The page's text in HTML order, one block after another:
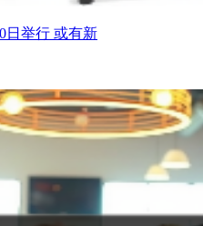
日举行 或有新